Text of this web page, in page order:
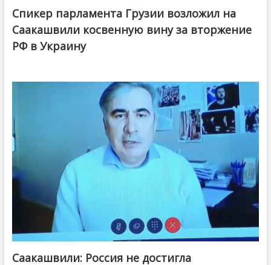
Спикер парламента Грузии возложил на
Саакашвили косвенную вину за вторжение
РФ в Украину
Саакашвили: Россия не достигла